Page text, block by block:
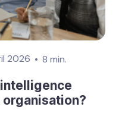
2026 8 min.